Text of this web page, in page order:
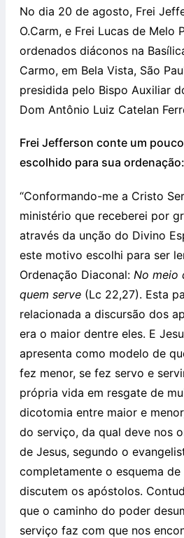
No dia 20 de agosto, Frei
O.Carm, e Frei Lucas de Melo
ordenados diáconos na
Carmo, em Bela Vista, São
presidida pelo Bispo Auxiliar
Dom Antônio Luiz Catelan
Frei Jefferson conte um
escolhido para sua ordenação:
“Conformando-me a Cristo
ministério que receberei por
através da unção do Divino
este motivo escolhi para ser
Ordenação Diaconal: No meio
quem serve (Lc 22,27). Esta
relacionada a discursão dos
era o maior dentre eles. E
apresenta como modelo de
fez menor, se fez servo e
própria vida em resgate de
dicotomia entre maior e
do serviço, da qual deve nos
de Jesus, segundo o
completamente o esquema
discutem os apóstolos.
que o caminho do poder
serviço faz com que nos